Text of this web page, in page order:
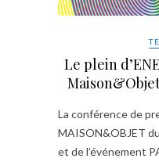
Le plein
La conférence de
MAISON&OBJET
et de l’événement